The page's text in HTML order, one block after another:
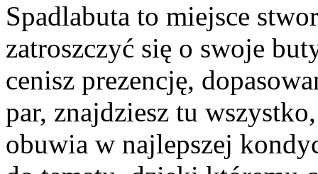
Spadlabuta to miejsce
zatroszczyć się o swoje
cenisz prezencję,
par, znajdziesz tu
obuwia w najlepszej